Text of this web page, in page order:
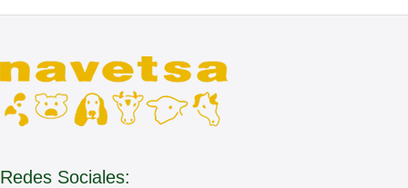
Redes Sociales: